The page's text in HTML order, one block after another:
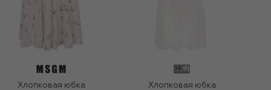
Хлопковая юбка
Хлопковая юбка